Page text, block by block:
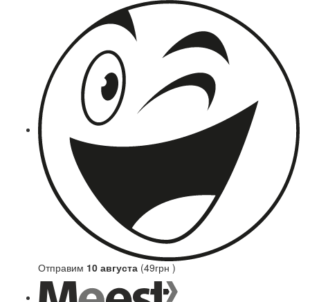
Отправим 10 августа (49грн )